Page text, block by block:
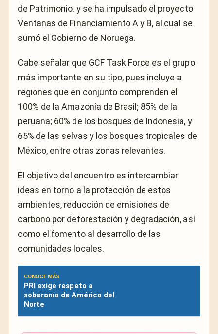
de Patrimonio, y se ha impulsado el proyecto
Ventanas de Financiamiento A y B, al cual se
sumó el Gobierno de Noruega.
Cabe señalar que GCF Task Force es el grupo
más importante en su tipo, pues incluye a
regiones que en conjunto comprenden el
100% de la Amazonía de Brasil; 85% de la
peruana; 60% de los bosques de Indonesia, y
65% de las selvas y los bosques tropicales de
México, entre otras zonas relevantes.
El objetivo del encuentro es intercambiar
ideas en torno a la protección de estos
ambientes, reducción de emisiones de
carbono por deforestación y degradación, así
como el fomento al desarrollo de las
comunidades locales.
CONOCE MÁS
PRI exige respeto a
soberanía de América del
Norte